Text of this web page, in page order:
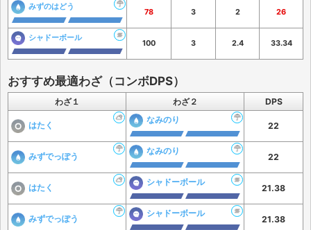
みずのはどう
78 3 2 26
シャドーボール
100 3 2.4 33.34
おすすめ最適わざ（コンボDPS）
わざ１ わざ２ DPS
はたく
なみのり
22
みずでっぽう
なみのり
22
はたく
シャドーボール
21.38
みずでっぽう
シャドーボール
21.38